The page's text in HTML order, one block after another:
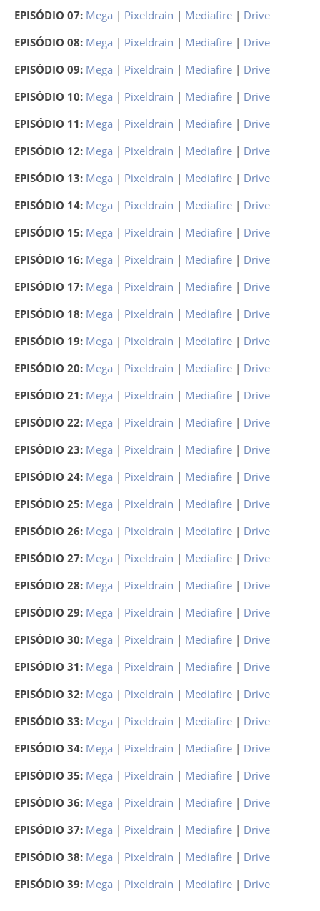
EPISÓDIO 07: Mega | Pixeldrain | Mediafire | Drive
EPISÓDIO 08: Mega | Pixeldrain | Mediafire | Drive
EPISÓDIO 09: Mega | Pixeldrain | Mediafire | Drive
EPISÓDIO 10: Mega | Pixeldrain | Mediafire | Drive
EPISÓDIO 11: Mega | Pixeldrain | Mediafire | Drive
EPISÓDIO 12: Mega | Pixeldrain | Mediafire | Drive
EPISÓDIO 13: Mega | Pixeldrain | Mediafire | Drive
EPISÓDIO 14: Mega | Pixeldrain | Mediafire | Drive
EPISÓDIO 15: Mega | Pixeldrain | Mediafire | Drive
EPISÓDIO 16: Mega | Pixeldrain | Mediafire | Drive
EPISÓDIO 17: Mega | Pixeldrain | Mediafire | Drive
EPISÓDIO 18: Mega | Pixeldrain | Mediafire | Drive
EPISÓDIO 19: Mega | Pixeldrain | Mediafire | Drive
EPISÓDIO 20: Mega | Pixeldrain | Mediafire | Drive
EPISÓDIO 21: Mega | Pixeldrain | Mediafire | Drive
EPISÓDIO 22: Mega | Pixeldrain | Mediafire | Drive
EPISÓDIO 23: Mega | Pixeldrain | Mediafire | Drive
EPISÓDIO 24: Mega | Pixeldrain | Mediafire | Drive
EPISÓDIO 25: Mega | Pixeldrain | Mediafire | Drive
EPISÓDIO 26: Mega | Pixeldrain | Mediafire | Drive
EPISÓDIO 27: Mega | Pixeldrain | Mediafire | Drive
EPISÓDIO 28: Mega | Pixeldrain | Mediafire | Drive
EPISÓDIO 29: Mega | Pixeldrain | Mediafire | Drive
EPISÓDIO 30: Mega | Pixeldrain | Mediafire | Drive
EPISÓDIO 31: Mega | Pixeldrain | Mediafire | Drive
EPISÓDIO 32: Mega | Pixeldrain | Mediafire | Drive
EPISÓDIO 33: Mega | Pixeldrain | Mediafire | Drive
EPISÓDIO 34: Mega | Pixeldrain | Mediafire | Drive
EPISÓDIO 35: Mega | Pixeldrain | Mediafire | Drive
EPISÓDIO 36: Mega | Pixeldrain | Mediafire | Drive
EPISÓDIO 37: Mega | Pixeldrain | Mediafire | Drive
EPISÓDIO 38: Mega | Pixeldrain | Mediafire | Drive
EPISÓDIO 39: Mega | Pixeldrain | Mediafire | Drive